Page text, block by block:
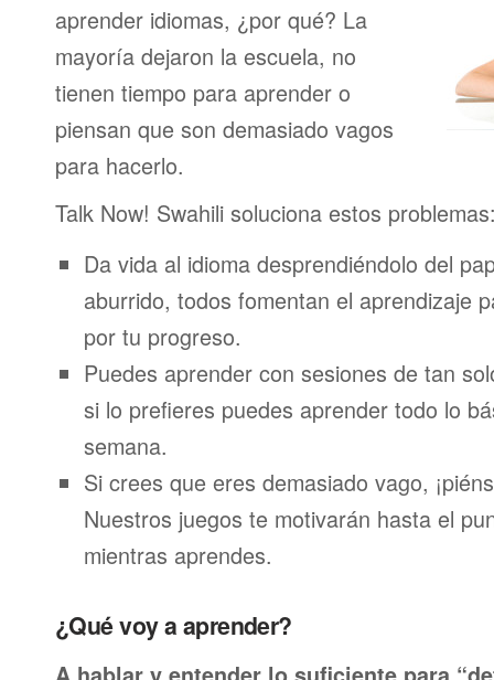
aprender idiomas, ¿por qué? La
mayoría dejaron la escuela, no
tienen tiempo para aprender o
piensan que son demasiado vagos
para hacerlo.
Talk Now! Swahili soluciona estos
Da vida al idioma desprendiéndolo del
aburrido, todos fomentan el aprendizaje
por tu progreso.
Puedes aprender con sesiones de tan
si lo prefieres puedes aprender todo lo
semana.
Si crees que eres demasiado vago,
Nuestros juegos te motivarán hasta el
mientras aprendes.
¿Qué voy a aprender?